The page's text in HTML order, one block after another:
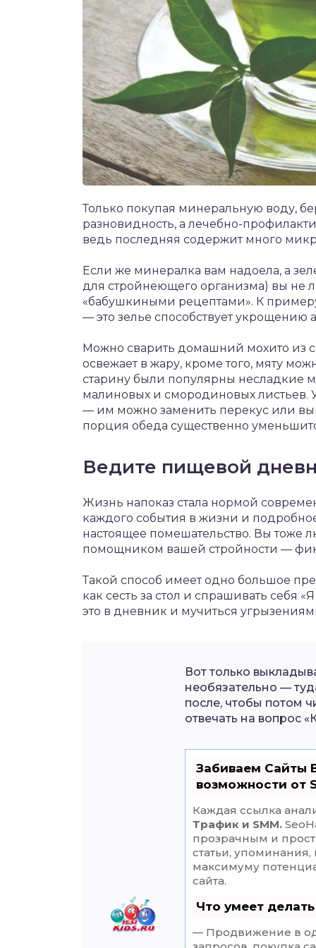
Только покупая минеральную воду,
разновидность, а лечебно-
ведь последняя содержит много
Если же минералка вам надоела, а
для стройнеющего организма) вы не
«бабушкиными рецептами». К
— это зелье способствует укрощению
Можно сварить домашний мохито из
освежает в жару, кроме того, мяту
старину были популярны несладкие
малиновых и смородиновых листьев.
— им можно заменить перекус или
порция обеда существенно
Ведите пищевой
Жизнь напоказ стала нормой
каждого события в жизни и
настоящее помешательство. Вы тоже
помощником вашей стройности —
Такой способ имеет одно большое
как сесть за стол и спрашивать себя
это в дневник и мучиться
Вот только
необязательно —
после, чтобы потом
отвечать на вопрос
Забиваем Сайты
возможности от
Каждая ссылка
Трафик и SMM.
прозрачным и
статьи,
максимуму
сайта.
Что умеет
— Продвижение в